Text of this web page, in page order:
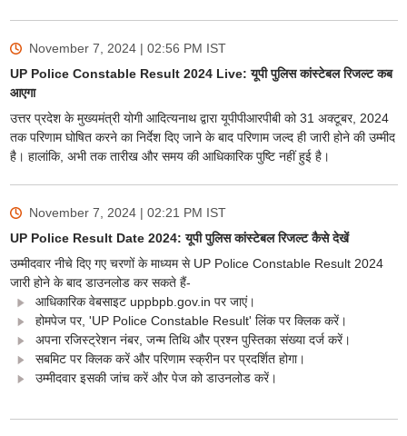
November 7, 2024 | 02:56 PM IST
UP Police Constable Result 2024 Live: यूपी पुलिस कांस्टेबल रिजल्ट कब
आएगा
उत्तर प्रदेश के मुख्यमंत्री योगी आदित्यनाथ द्वारा यूपीपीआरपीबी को 31 अक्टूबर, 2024
तक परिणाम घोषित करने का निर्देश दिए जाने के बाद परिणाम जल्द ही जारी होने की उम्मीद
है। हालांकि, अभी तक तारीख और समय की आधिकारिक पुष्टि नहीं हुई है।
November 7, 2024 | 02:21 PM IST
UP Police Result Date 2024: यूपी पुलिस कांस्टेबल रिजल्ट कैसे देखें
उम्मीदवार नीचे दिए गए चरणों के माध्यम से UP Police Constable Result 2024
जारी होने के बाद डाउनलोड कर सकते हैं-
आधिकारिक वेबसाइट uppbpb.gov.in पर जाएं।
होमपेज पर, 'UP Police Constable Result' लिंक पर क्लिक करें।
अपना रजिस्ट्रेशन नंबर, जन्म तिथि और प्रश्न पुस्तिका संख्या दर्ज करें।
सबमिट पर क्लिक करें और परिणाम स्क्रीन पर प्रदर्शित होगा।
उम्मीदवार इसकी जांच करें और पेज को डाउनलोड करें।